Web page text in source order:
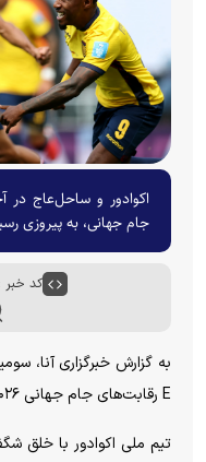
اکوادور و ساحل‌عاج در
جام جهانی، به پیروزی
کد خبر : ۱۰۶۵۲۹۹
به گزارش خبرگزاری آنا،
E رقابت‌های جام جهانی ۲۰۲۶، از ساعت ۲۳:۳۰ آغاز شد.
تیم ملی اکوادور با خلق